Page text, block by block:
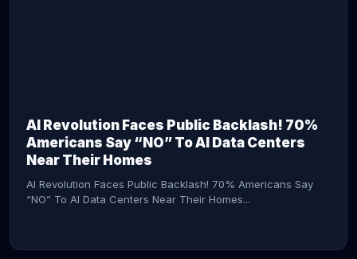
AI Revolution Faces Public Backlash! 70%
Americans Say “NO” To AI Data Centers
Near Their Homes
AI Revolution Faces Public Backlash! 70% Americans Say
“NO” To AI Data Centers Near Their Homes...